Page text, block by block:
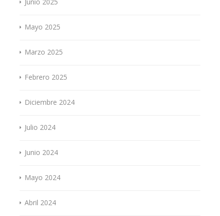
Mayo 2025
Marzo 2025
Febrero 2025
Diciembre 2024
Julio 2024
Junio 2024
Mayo 2024
Abril 2024